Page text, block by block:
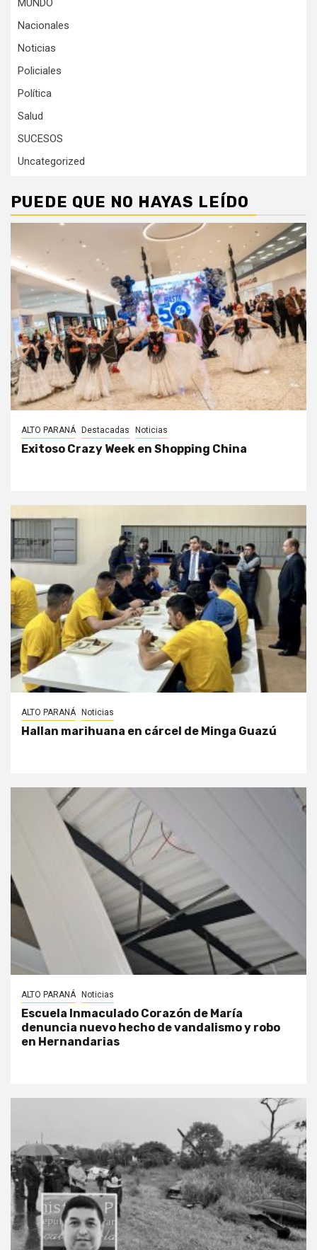
MUNDO
Nacionales
Noticias
Policiales
Política
Salud
SUCESOS
Uncategorized
PUEDE QUE NO HAYAS LEÍDO
ALTO PARANÁ Destacadas Noticias
Exitoso Crazy Week en Shopping China
ALTO PARANÁ Noticias
Hallan marihuana en cárcel de Minga Guazú
ALTO PARANÁ Noticias
Escuela Inmaculado Corazón de María
denuncia nuevo hecho de vandalismo y robo
en Hernandarias